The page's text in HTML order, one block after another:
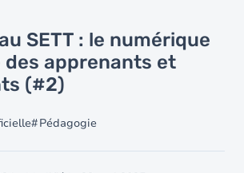
SETT : le numérique
des apprenants et
(#2)
Pédagogie